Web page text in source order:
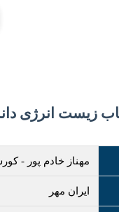
زیست انرژی
مهناز خادم پور -
ایران مهر